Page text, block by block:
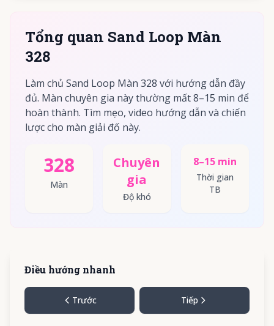
Tổng quan Sand Loop Màn
328
Làm chủ Sand Loop Màn 328 với hướng dẫn đầy
đủ. Màn chuyên gia này thường mất 8–15 min để
hoàn thành. Tìm mẹo, video hướng dẫn và chiến
lược cho màn giải đố này.
328
Màn
Chuyên
gia
Độ khó
8–15 min
Thời gian
TB
Điều hướng nhanh
Trước Tiếp